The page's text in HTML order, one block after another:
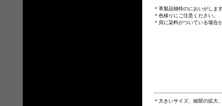
＊革製品独特のにおいがしま
＊色移りにご注意ください。
＊貝に染料がついている場合
＊大きいサイズ、細部の拡大